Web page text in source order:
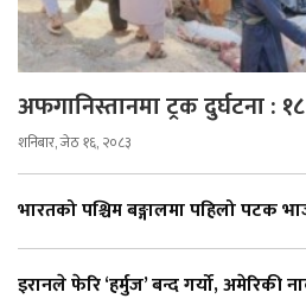
अफगानिस्तानमा ट्रक दुर्घटना :
शनिबार, जेठ १६, २०८३
भारतको पश्चिम बङ्गालमा पहिलो पटक
इरानले फेरि ‘हर्मुज’ बन्द गर्यो, अमेरिकी